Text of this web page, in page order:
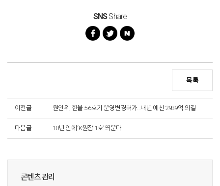
SNSShare
목록
이전글 원안위, 한울 5·6호기 운영변경허가…내년 예산 2939억 의결
다음글 10년 안에 ‘K원잠 1호’ 띄운다
콘텐츠 관리